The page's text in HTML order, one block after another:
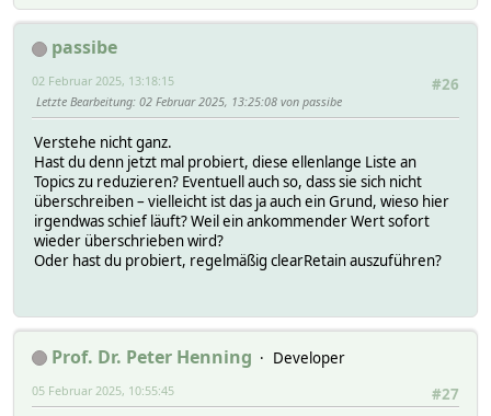
passibe
#26
02 Februar 2025, 13:18:15
Letzte Bearbeitung: 02 Februar 2025, 13:25:08 von passibe
Verstehe nicht ganz.
Hast du denn jetzt mal probiert, diese ellenlange Liste an
Topics zu reduzieren? Eventuell auch so, dass sie sich nicht
überschreiben – vielleicht ist das ja auch ein Grund, wieso hier
irgendwas schief läuft? Weil ein ankommender Wert sofort
wieder überschrieben wird?
Oder hast du probiert, regelmäßig clearRetain auszuführen?
Prof. Dr. Peter Henning
Developer
#27
05 Februar 2025, 10:55:45